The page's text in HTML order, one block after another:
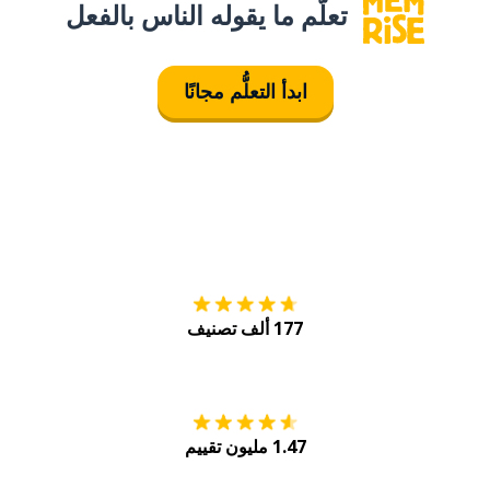
تعلَّم ما يقوله الناس بالفعل
ابدأ التعلُّم مجانًا
177 ألف تصنيف
1.47 مليون تقييم